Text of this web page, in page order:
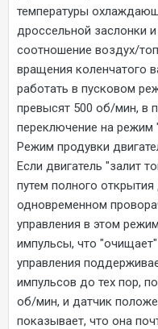
температуры
дроссельной заслонки
соотношение воздух/
вращения коленчатого
работать в пусковом
превысят 500 об/мин, в
переключение на режим
Режим продувки
Если двигатель "залит
путем полного
одновременном
управления в этом
импульсы, что
управления
импульсов до тех пор,
об/мин, и датчик
показывает, что она